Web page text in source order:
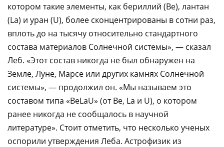
котором такие элементы, как бериллий (Be), лантан
(La) и уран (U), более сконцентрированы в сотни раз,
вплоть до на тысячу относительно стандартного
состава материалов Солнечной системы», — сказал
Леб. «Этот состав никогда не был обнаружен на
Земле, Луне, Марсе или других камнях Солнечной
системы», — продолжил он. «Мы называем это
составом типа «BeLaU» (от Be, La и U), о котором
ранее никогда не сообщалось в научной
литературе». Стоит отметить, что несколько ученых
оспорили утверждения Леба. Астрофизик из